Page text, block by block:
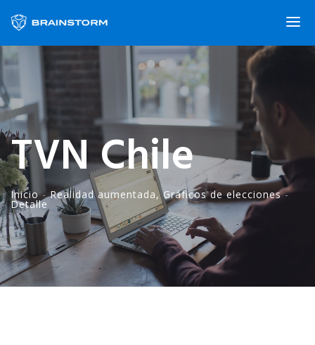
TVN Chile
Inicio -Realidadaumentada,Gráficosde elecciones-
Detalle